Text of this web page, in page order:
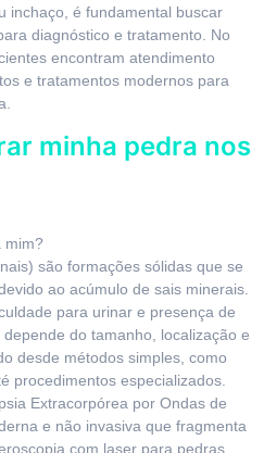
inchaço, é fundamental buscar
diagnóstico e tratamento. No
encontram atendimento
e tratamentos modernos para
minha pedra nos
mim?
são formações sólidas que se
ao acúmulo de sais minerais.
para urinar e presença de
do tamanho, localização e
desde métodos simples, como
procedimentos especializados.
Extracorpórea por Ondas de
e não invasiva que fragmenta
com laser para pedras